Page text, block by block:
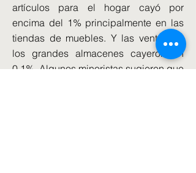
artículos para el hogar cayó por
encima del 1% principalmente en las
tiendas de muebles. Y las ventas de
los grandes almacenes cayeron un
0,1%. Algunos minoristas sugieren que